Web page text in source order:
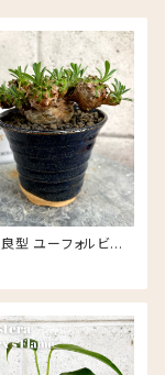
ォルビア
焼 陶器鉢 多肉植物